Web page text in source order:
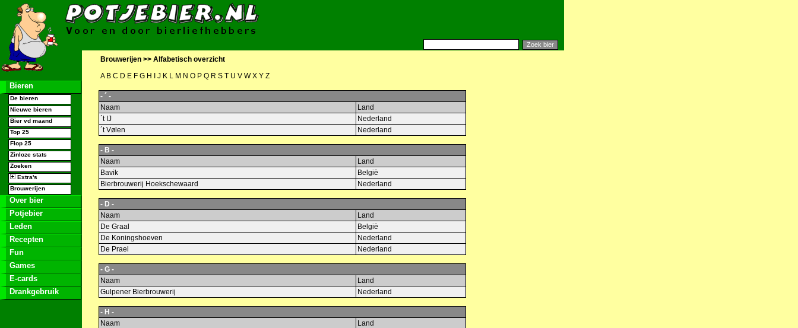
Bieren
De bieren
Nieuwe bieren
Bier vd maand
Top 25
Flop 25
Zinloze stats
Zoeken
Extra's
Brouwerijen
Over bier
Potjebier
Leden
Recepten
Fun
Games
E-cards
Drankgebruik
Brouwerijen >> Alfabetisch overzicht
A B C D E F G H J K L M N O P Q R S T U V W X Y Z
- ´ -
Naam
Land
´t IJ
Nederland
´t Vølen
Nederland
- B -
Naam
Land
Bavik
België
Bierbrouwerij Hoekschewaard
Nederland
- D -
Naam
Land
De Graal
België
De Koningshoeven
Nederland
De Prael
Nederland
- G -
Naam
Land
Gulpener Bierbrouwerij
Nederland
- H -
Naam
Land